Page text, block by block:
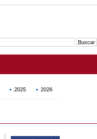
2025 2026